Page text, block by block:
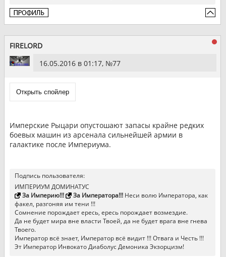
FIRELORD
16.05.2016 в 01:17, №77
Имперские Рыцари опустошают запасы крайне редких
боевых машин из арсенала сильнейшей армии в
галактике после Империума.
Подпись пользователя:
ИМПЕРИУМ ДОМИНАТУС
За Империю!!!
За Императора!!!Неси волю Императора, как
факел, разгоняя им тени !!!
Сомнение порождает ересь, ересь порождает возмездие.
Да не будет мира вне власти Твоей, да не будет врага вне гнева
Твоего.
Император всё знает, Император всё видит !!! Отвага и Честь !!!
Эт Император Инвокато Диаболус Демоника Экзорцизм!